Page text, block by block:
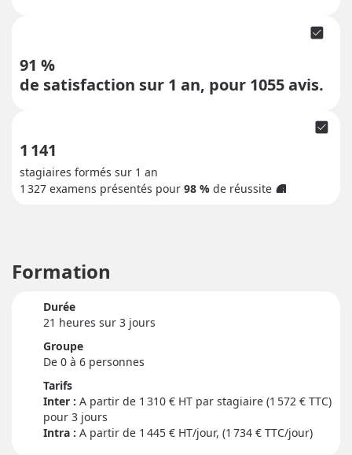
91 %
de satisfaction sur 1 an, pour 1055avis.
check_box
check_box
1 141
stagiaires formés sur 1 an
1 327 examens présentés pour 98 % de réussite info
Formation
Durée
21 heures sur 3 jours
Groupe
De 0 à 6 personnes
Tarifs
Inter :
1 310 € HT par stagiaire (1 572 € TTC)
pour 3 jours
Intra : A partir de 1 445 € HT/jour, (1 734 € TTC/jour)